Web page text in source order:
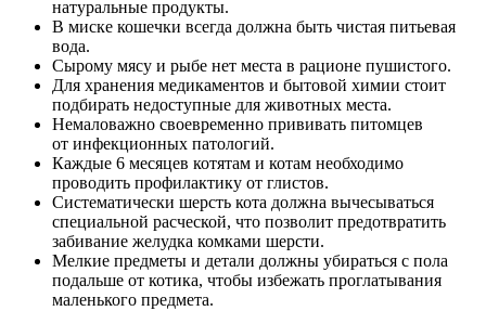
натуральные продукты.
В миске кошечки всегда должна быть чистая питьевая
вода.
Сырому мясу и рыбе нет места в рационе пушистого.
Для хранения медикаментов и бытовой химии стоит
подбирать недоступные для животных места.
Немаловажно своевременно прививать питомцев
от инфекционных патологий.
Каждые 6 месяцев котятам и котам необходимо
проводить профилактику от глистов.
Систематически шерсть кота должна вычесываться
специальной расческой, что позволит предотвратить
забивание желудка комками шерсти.
Мелкие предметы и детали должны убираться с пола
подальше от котика, чтобы избежать проглатывания
маленького предмета.